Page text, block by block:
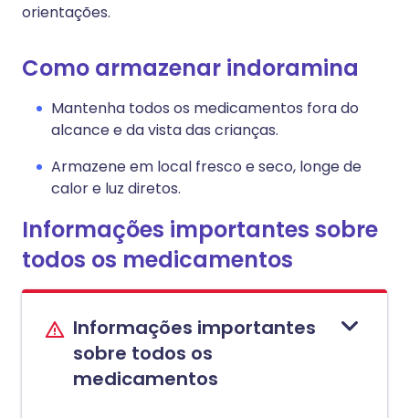
orientações.
Como armazenar indoramina
Mantenha todos os medicamentos fora do
alcance e da vista das crianças.
Armazene em local fresco e seco, longe de
calor e luz diretos.
Informações importantes sobre
todos os medicamentos
Informações importantes
sobre todos os
medicamentos